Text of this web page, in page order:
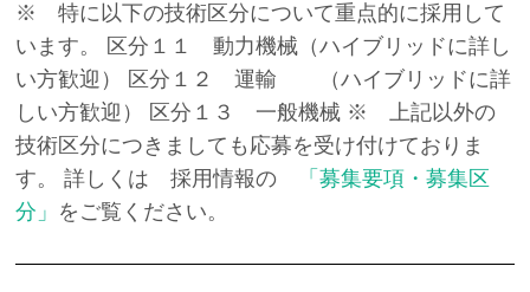
※ 特に以下の技術区分について重点的に採用して
います。 区分１１ 動力機械（ハイブリッドに詳し
い方歓迎） 区分１２ 運輸 （ハイブリッドに詳
しい方歓迎） 区分１３ 一般機械 ※ 上記以外の
技術区分につきましても応募を受け付けておりま
す。 詳しくは 採用情報の
「募集要項・募集区
分」 をご覧ください。